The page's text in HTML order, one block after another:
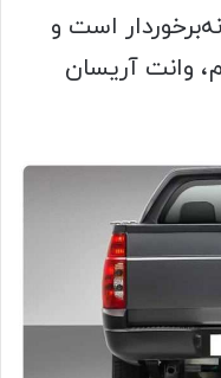
است و
وانت آریسان